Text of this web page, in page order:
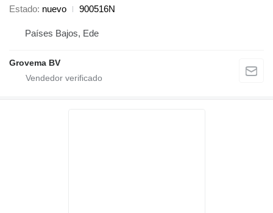
Estado nuevo 900516N
Países Bajos, Ede
Grovema BV